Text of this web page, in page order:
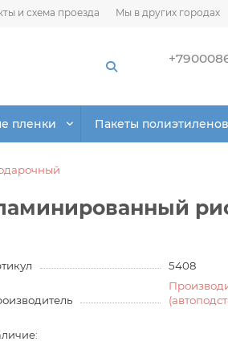
и схема проезда Мы в других городах
пленки Пакеты
5408